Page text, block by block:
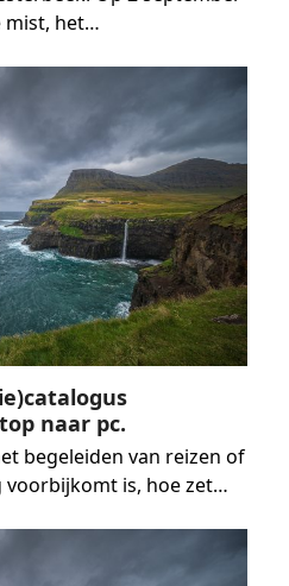
mist, het…
naar pc.
begeleiden van reizen of
is, hoe zet…